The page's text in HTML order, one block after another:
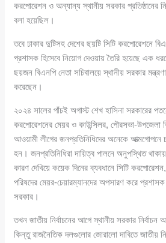
করপোরেশন ও অন্যান্য স্থানীয় সরকার প্রতিষ্ঠানের
বলা হয়েছিল।
তবে ঢাকার দুটিসহ দেশের ছয়টি সিটি করপোরেশনে
প্রশাসক হিসেবে নিয়োগ দেওয়ায় তৈরি হয়েছে এক
ছয়জন বিএনপি নেতা সচিবালয়ে স্থানীয় সরকার
করেছেন।
২০২৪ সালের পাঁচই অগাস্ট শেখ হাসিনা সরকারের
করপোরেশনের মেয়র ও কাউন্সিলর, পৌরসভা-উপজেলা
আওয়ামী লীগের জনপ্রতিনিধিদের অনেকে
হন। জনপ্রতিনিধিরা দায়িত্ব পালনে অনুপস্থিত
কারণ দেখিয়ে কয়েক দিনের ব্যবধানে সিটি
পরিষদের মেয়র-চেয়ারম্যানদের অপসারণ করে প্রশাসক
সরকার।
তখন জাতীয় নির্বাচনের আগে স্থানীয় সরকার
কিন্তু রাজনৈতিক দলগুলোর জোরালো দাবিতে জাতীয়